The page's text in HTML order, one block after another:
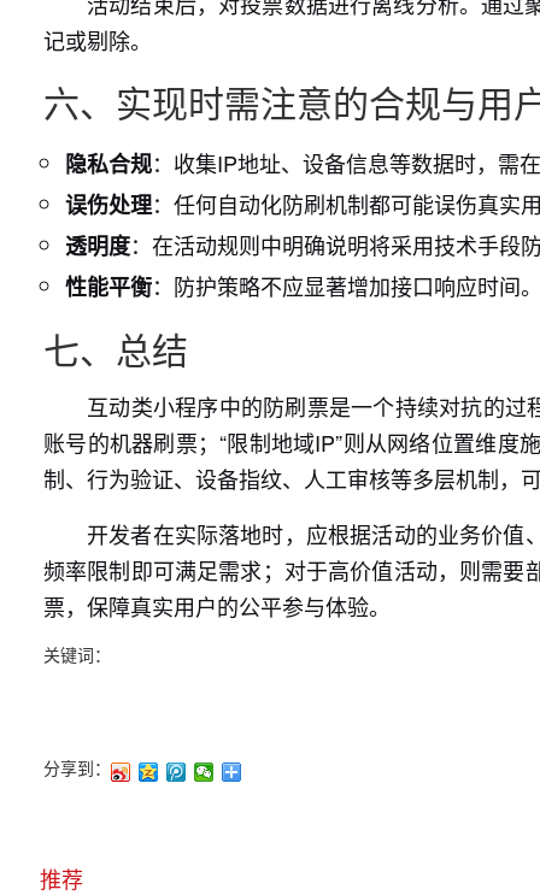
记或剔除。
六、实现时需注意的合规与用
隐私合规：收集IP地址、设备信息等数据时，需
误伤处理：任何自动化防刷机制都可能误伤真实
透明度：在活动规则中明确说明将采用技术手段
性能平衡：防护策略不应显著增加接口响应时间
七、总结
互动类小程序中的防刷票是一个持续对抗的
账号的机器刷票；“限制地域IP”则从网络位置维
制、行为验证、设备指纹、人工审核等多层机制，
开发者在实际落地时，应根据活动的业务价
频率限制即可满足需求；对于高价值活动，则需
票，保障真实用户的公平参与体验。
关键词：
分享到：
推荐